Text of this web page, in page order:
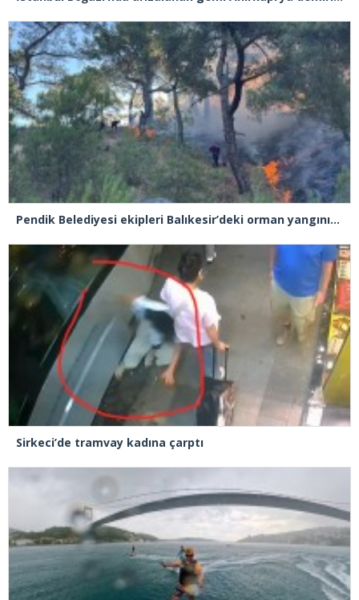
Pendik Belediyesi ekipleri Balıkesir’deki orman yangınına müdahale ediyor
Sirkeci’de tramvay kadına çarptı